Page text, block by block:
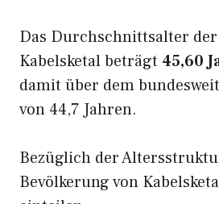
Das Durchschnittsalter
Kabelsketal beträgt 45,60
damit über dem
von 44,7 Jahren.
Bezüglich der
Bevölkerung von